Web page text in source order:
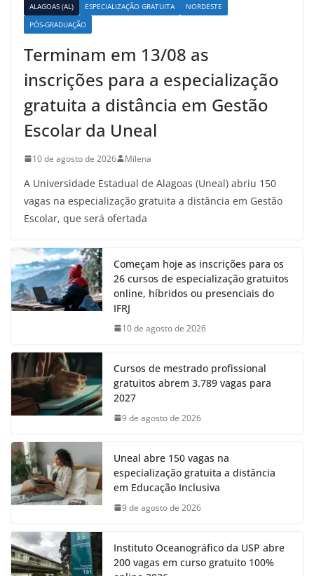
ALAGOAS (AL) ESPECIALIZAÇÃO GRATUITA
NORDESTE
PÓS-GRADUAÇÃO
Terminam em 13/08 as
inscrições para a especialização
gratuita a distância em Gestão
Escolar da Uneal
10 de agosto de 2026 Milena
A Universidade Estadual de Alagoas (Uneal) abriu 150
vagas na especialização gratuita a distância em Gestão
Escolar, que será ofertada
Começam hoje as inscrições para os
26 cursos de especialização gratuitos
online, híbridos ou presenciais do
IFRJ
10 de agosto de 2026
Cursos de mestrado profissional
gratuitos abrem 3.789 vagas para
2027
9 de agosto de 2026
Uneal abre 150 vagas na
especialização gratuita a distância
em Educação Inclusiva
9 de agosto de 2026
Instituto Oceanográfico da USP abre
200 vagas em curso gratuito 100%